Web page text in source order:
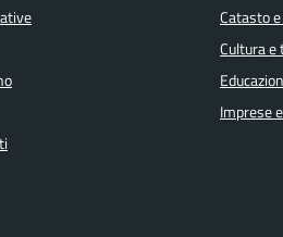
Catasto
Cultura e
Imprese